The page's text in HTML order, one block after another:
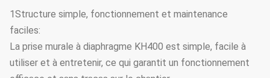
1Structure simple, fonctionnement et maintenance
faciles:
La prise murale à diaphragme KH400 est simple, facile à
utiliser et à entretenir, ce qui garantit un fonctionnement